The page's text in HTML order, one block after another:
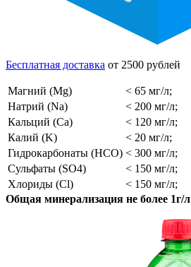
Бесплатная доставка от 2500 рублей
Магний (Mg)
< 65 мг/л;
Натрий (Na)
< 200 мг/л;
Кальций (Ca)
< 120 мг/л;
Калий (K)
< 20 мг/л;
Гидрокарбонаты (HCO) < 300 мг/л;
Сульфаты (SO4)
< 150 мг/л;
Хлориды (Cl)
< 150 мг/л;
Общая минерализация не более 1г/л